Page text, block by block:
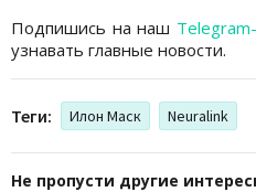
Подпишись на наш
узнавать главные новости.
Теги: Илон Маск Neuralink
Не пропусти другие